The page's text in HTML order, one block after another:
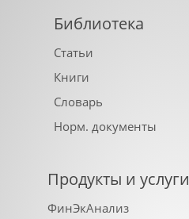
Библиотека
Статьи
Книги
Словарь
Норм. документы
Продукты и услуги
ФинЭкАнализ